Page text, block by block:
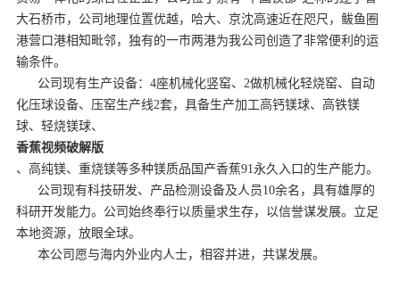
大石桥市，公司地理位置优越，哈大、京沈高速近在咫尺，鲅鱼圈
港营口港相知毗邻，独有的一市两港为我公司创造了非常便利的运
输条件。
公司现有生产设备：4座机械化竖窑、2做机械化轻烧窑、自动
化压球设备、压窑生产线2套，具备生产加工高钙镁球、高铁镁
球、轻烧镁球、
香蕉视频破解版
、高纯镁、重烧镁等多种镁质品国产香蕉91永久入口的生产能力。
公司现有科技研发、产品检测设备及人员10余名，具有雄厚的
科研开发能力。公司始终奉行以质量求生存，以信誉谋发展。立足
本地资源，放眼全球。
本公司愿与海内外业内人士，相容并进，共谋发展。